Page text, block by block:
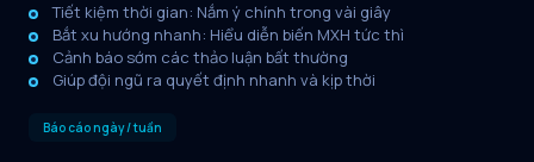
Tiết kiệm thời gian: Nắm ý chính trong vài giây
Bắt xu hướng nhanh: Hiểu diễn biến MXH tức thì
Cảnh báo sớm các thảo luận bất thường
Giúp đội ngũ ra quyết định nhanh và kịp thời
Báo cáo ngày / tuần